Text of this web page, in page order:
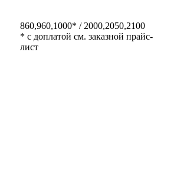
860,960,1000* / 2000,2050,2100
* с доплатой см. заказной прайс-
лист